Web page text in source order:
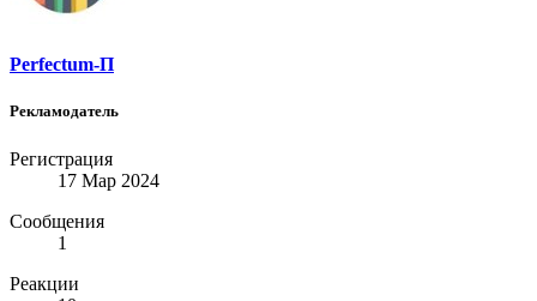
Perfectum-П
Рекламодатель
Регистрация
17 Мар 2024
Сообщения
1
Реакции